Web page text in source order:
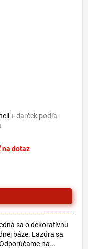
+ darček podľa
na dotaz
sa o dekoratívnu
báze. Lazúra sa
na...